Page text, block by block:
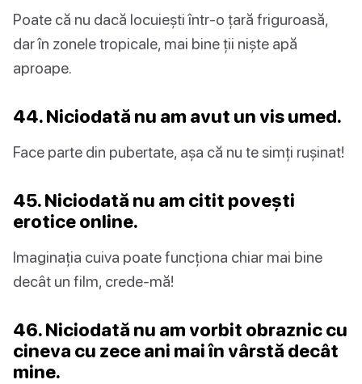
Poate că nu dacă locuiești într-o țară friguroasă,
dar în zonele tropicale, mai bine ții niște apă
aproape.
44. Niciodată nu am avut un vis umed.
Face parte din pubertate, așa că nu te simți rușinat!
45. Niciodată nu am citit povești
erotice online.
Imaginația cuiva poate funcționa chiar mai bine
decât un film, crede-mă!
46. Niciodată nu am vorbit obraznic cu
cineva cu zece ani mai în vârstă decât
mine.